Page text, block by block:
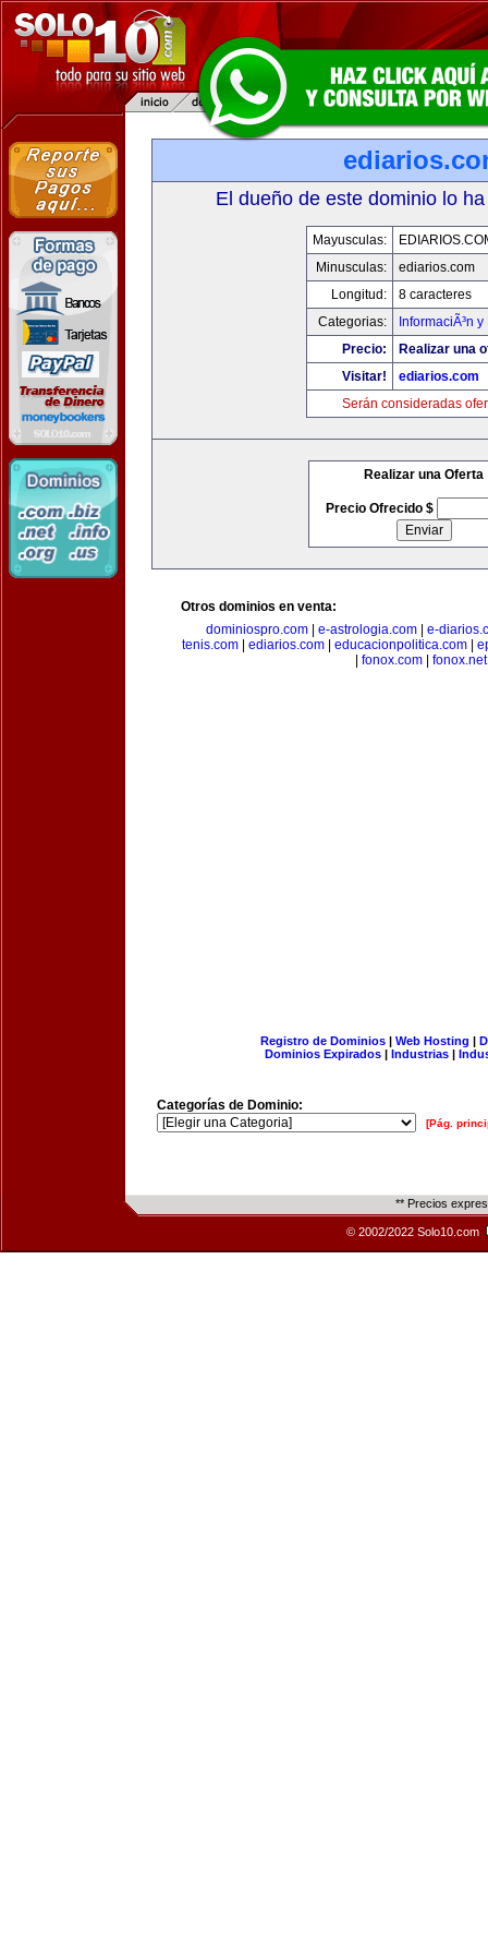
El dueño de este dominio lo
Mayusculas:
Minusculas:
ediarios.com
Longitud:
8 caracteres
Categorias:
InformaciÃ³n
Precio:
Realizar una
Visitar!
ediarios.com
Serán consideradas
Realizar una Oferta
Precio Ofrecido $
Otros dominios en venta:
dominiospro.com
e-astrologia.com
e-
tenis.com
ediarios.com educacionpolitica.com
fonox.com| fonox.net
Registro de Dominios| Web Hosting |
Dominios Expirados | Industrias |
Categorías de Dominio:
[Pág.
** Precios
© 2002/2022 Solo10.com